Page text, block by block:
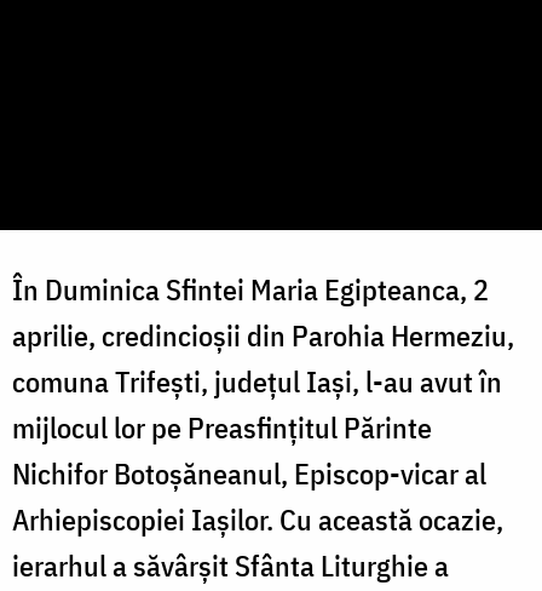
În Duminica Sfintei Maria Egipteanca, 2
aprilie, credincioșii din Parohia Hermeziu,
comuna Trifești, județul Iași, l-au avut în
mijlocul lor pe Preasfințitul Părinte
Nichifor Botoșăneanul, Episcop-vicar al
Arhiepiscopiei Iașilor. Cu această ocazie,
ierarhul a săvârșit Sfânta Liturghie a